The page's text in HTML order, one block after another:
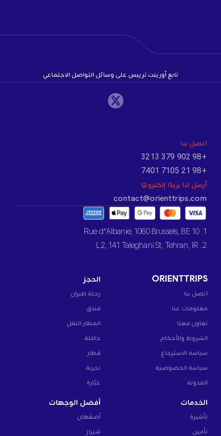
تابع أورينت تريبس على وسائل التواصل الاجتماعي
اتصل بنا
+98 902 379 3213
+98 21 7105 7401
أرسل لنا بريدًا إلكترونيًا
contact@orienttrips.com
1. 10 Rue d’Albanie, 1060 Brussels, BE
2. L2, 141 Taleghani St, Tehran, IR
ORIENTTRIPS
اتصل بنا
معلومات عنا
تعاون معنا
الشروط والأحكام
سياسة الاسترجاع
سياسة الخصوصية
المدونة
الحجز
رحلة طيران
فندق
المطار النقل
حافلة
قطار
تجربة
عبّارة
الخدمات
تأشيرة
تأمين
أفضل الوجهات
أصفهان
شيراز